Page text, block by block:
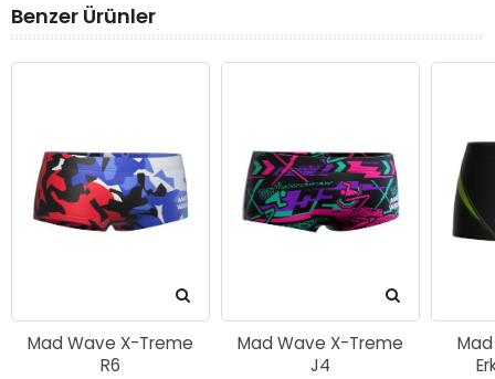
Benzer Ürünler
Mad Wave X-Treme
R6
Mad Wave X-Treme
J4